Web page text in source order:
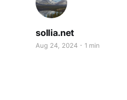
sollia.net
Aug 24, 2024 1 min